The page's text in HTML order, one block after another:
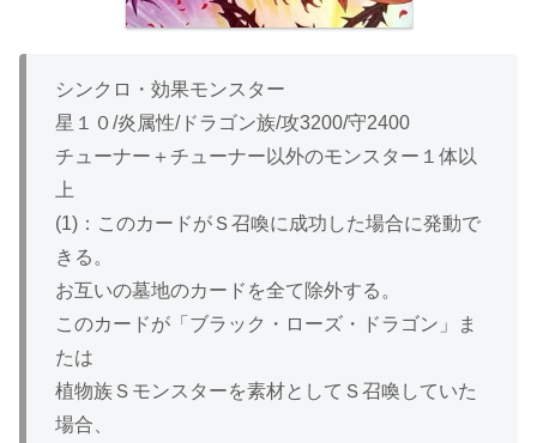
シンクロ・効果モンスター
星１０/炎属性/ドラゴン族/攻3200/守2400
チューナー＋チューナー以外のモンスター１体以
上
(1)：このカードがＳ召喚に成功した場合に発動で
きる。
お互いの墓地のカードを全て除外する。
このカードが「ブラック・ローズ・ドラゴン」ま
たは
植物族Ｓモンスターを素材としてＳ召喚していた
場合、